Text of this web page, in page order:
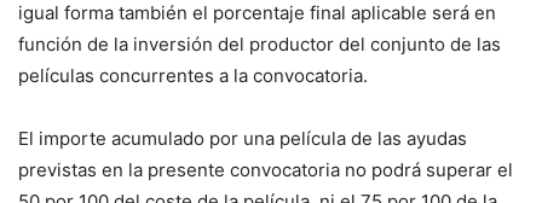
igual forma también el porcentaje final aplicable será en
función de la inversión del productor del conjunto de las
películas concurrentes a la convocatoria.
El importe acumulado por una película de las ayudas
previstas en la presente convocatoria no podrá superar el